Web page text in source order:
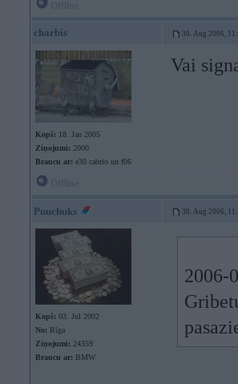
charbis 30. Aug 2006,
Kopš: 18. Jan 2005
Ziņojumi: 2000
Braucu ar: e30 cabrio un f06
Vai
Puuchuks 30. Aug 2006,
Kopš: 03. Jul 2002
No: Rīga
Ziņojumi: 24359
Braucu ar: BMW
2006-